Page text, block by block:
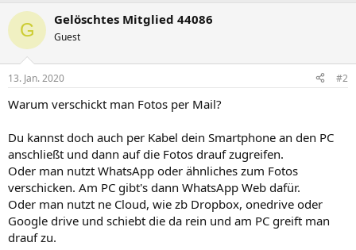
G Gelöschtes Mitglied 44086
Guest
13. Jan. 2020 #2
Warum verschickt man Fotos per Mail?
Du kannst doch auch per Kabel dein Smartphone an den PC
anschließt und dann auf die Fotos drauf zugreifen.
Oder man nutzt WhatsApp oder ähnliches zum Fotos
verschicken. Am PC gibt's dann WhatsApp Web dafür.
Oder man nutzt ne Cloud, wie zb Dropbox, onedrive oder
Google drive und schiebt die da rein und am PC greift man
drauf zu.